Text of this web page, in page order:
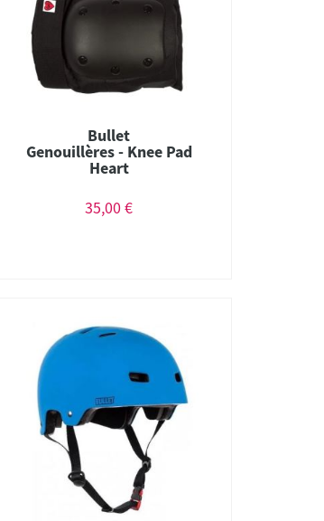
Bullet
Genouillères - Knee Pad
Heart
35,00 €